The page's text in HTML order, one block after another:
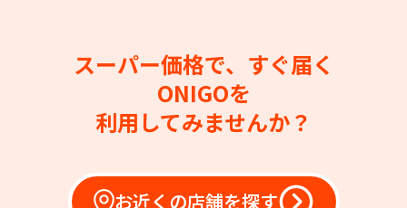
スーパー価格で、すぐ届く
ONIGOを
利用してみませんか？
お近くの店舗を探す